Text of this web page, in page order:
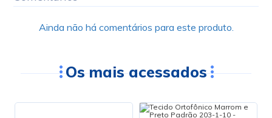
Ainda não há comentários para este produto.
Os mais acessados